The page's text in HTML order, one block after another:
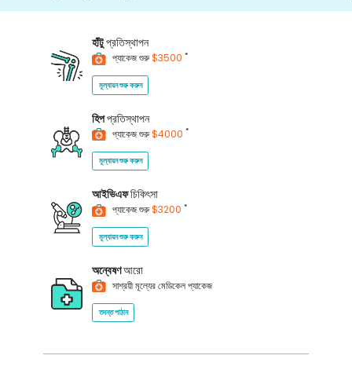
হাঁটুপ্রতিস্থাপন
প্যাকেজ শুরু$3500 *
মূল্যায়ন শুরু করুন
হিপপ্রতিস্থাপন
প্যাকেজ শুরু$4000 *
মূল্যায়ন শুরু করুন
আইভিএফচিকিৎসা
প্যাকেজ শুরু$3200 *
মূল্যায়ন শুরু করুন
অন্বেষণআরো
সাশ্রয়ী মূল্যের মেডিকেল প্যাকেজ
তদন্ত পাঠান